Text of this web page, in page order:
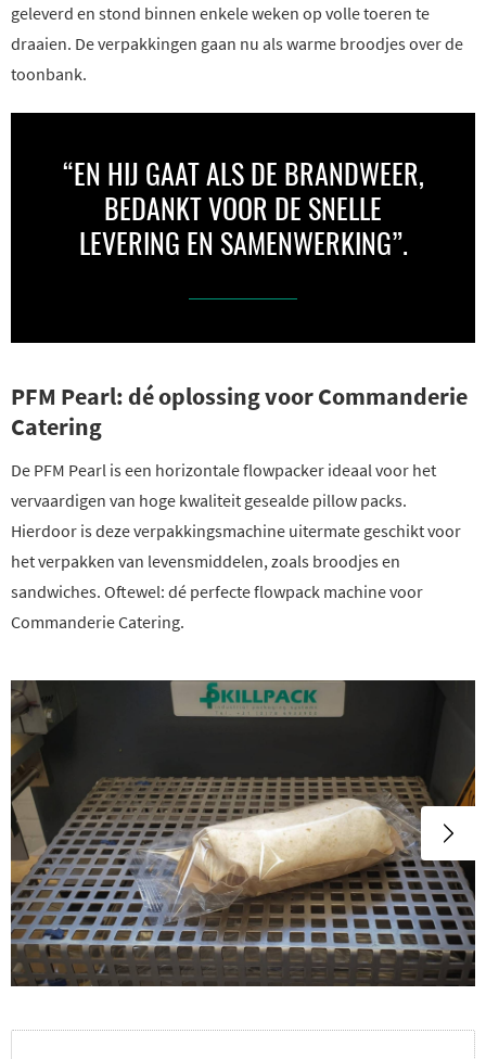
geleverd en stond binnen enkele weken op volle toeren te
draaien. De verpakkingen gaan nu als warme broodjes over de
toonbank.
“EN HIJ GAAT ALS DE BRANDWEER,
BEDANKT VOOR DE SNELLE
LEVERING EN SAMENWERKING”.
PFM Pearl: dé oplossing voor Commanderie
Catering
De PFM Pearl is een horizontale flowpacker ideaal voor het
vervaardigen van hoge kwaliteit gesealde pillow packs.
Hierdoor is deze verpakkingsmachine uitermate geschikt voor
het verpakken van levensmiddelen, zoals broodjes en
sandwiches. Oftewel: dé perfecte flowpack machine voor
Commanderie Catering.